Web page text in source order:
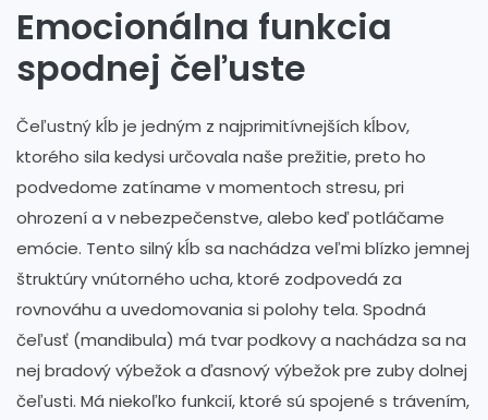
Emocionálna funkcia
spodnej čeľuste
Čeľustný kĺb je jedným z najprimitívnejších kĺbov,
ktorého sila kedysi určovala naše prežitie, preto ho
podvedome zatíname v momentoch stresu, pri
ohrození a v nebezpečenstve, alebo keď potláčame
emócie. Tento silný kĺb sa nachádza veľmi blízko jemnej
štruktúry vnútorného ucha, ktoré zodpovedá za
rovnováhu a uvedomovania si polohy tela. Spodná
čeľusť (mandibula) má tvar podkovy a nachádza sa na
nej bradový výbežok a ďasnový výbežok pre zuby dolnej
čeľusti. Má niekoľko funkcií, ktoré sú spojené s trávením,